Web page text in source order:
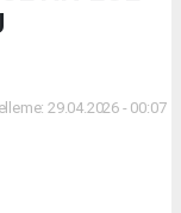
29.04.2026 - 00:07